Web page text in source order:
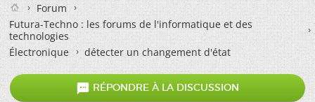
Forum
Futura-Techno : les forums de l'informatique et des
technologies
Électronique
détecter un changement d'état
 RÉPONDRE À LA DISCUSSION